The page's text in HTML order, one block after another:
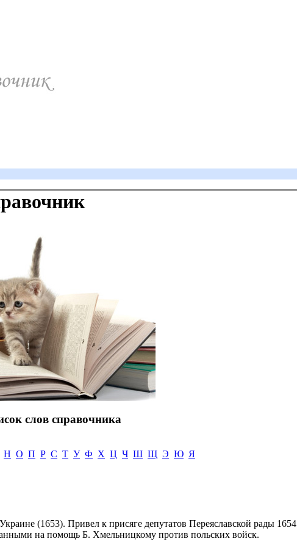
слов справочника
Н О П Р С Т У Ф Х Ц Ч Ш Щ Э Ю Я
(1653). Привел к присяге депутатов Переяславской рады 1654
на помощь Б. Хмельницкому против польских войск.